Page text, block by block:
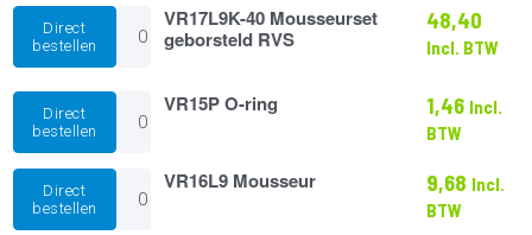
chroom
aantal
Direct
bestellen
VR17L9K-
Mousseurset
RVS
aantal
VR17L9K-40 Mousseurset
geborsteld RVS
48,40
Incl. BTW
Direct
bestellen
VR15P
ring
aantal
VR15P O-ring 1,46 Incl.
BTW
Direct
bestellen
VR16L9
Mousseur
aantal
VR16L9 Mousseur 9,68 Incl.
BTW